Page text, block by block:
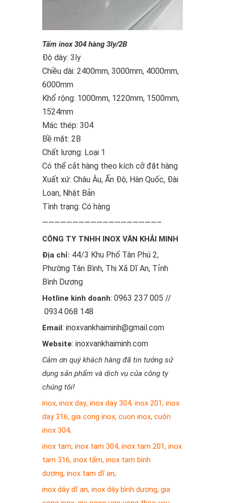
Tấm inox 304 hàng 3ly/2B
Độ dày: 3ly
Chiều dài: 2400mm, 3000mm, 4000mm,
6000mm
Khổ rộng: 1000mm, 1220mm, 1500mm,
1524mm
Mác thép: 304
Bề mặt: 2B
Chất lượng: Loại 1
Có thể cắt hàng theo kích cỡ đặt hàng
Xuất xứ: Châu Âu, Ấn Độ, Hàn Quốc, Đài
Loan, Nhật Bản
Tình trạng: Có hàng
———————————————————–
CÔNG TY TNHH INOX VĂN KHẢI MINH
Địa chỉ: 44/3 Khu Phố Tân Phú 2,
Phường Tân Bình, Thị Xã Dĩ An, Tỉnh
Bình Dương
Hotline kinh doanh: 0963 237 005 //
0934 068 148
Email: inoxvankhaiminh@gmail.com
Website: inoxvankhaiminh.com
Cảm ơn quý khách hàng đã tin tưởng sử
dụng sản phẩm và dịch vụ của công ty
chúng tôi!
inox, inox day, inox day 304, inox 201, inox
day 316, gia cong inox, cuon inox, cuộn
inox 304,
inox tam, inox tam 304, inox tam 201, inox
tam 316, inox tấm, inox tam bình
dương, inox tam dĩ an,
inox dây dĩ an, inox dây bình dương, gia